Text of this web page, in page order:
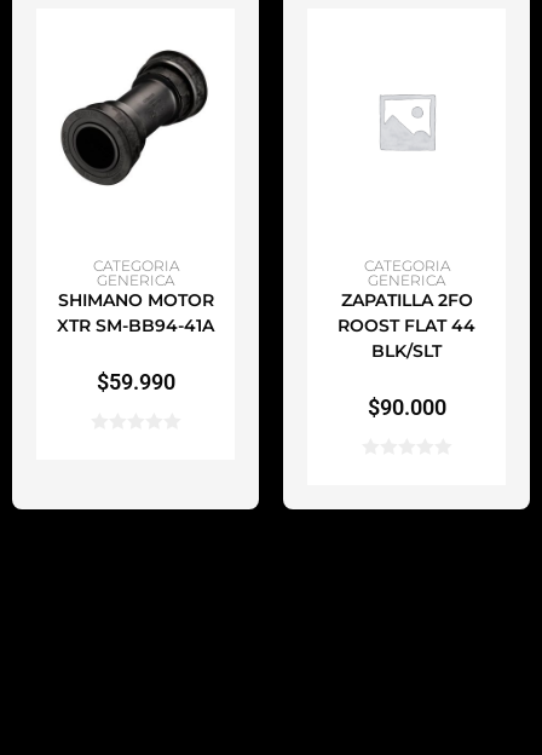
AÑADIR AL CARRITO
CATEGORIA
GENERICA
SHIMANO MOTOR
XTR SM-BB94-41A
$59.990
AÑADIR AL CARRITO
CATEGORIA
GENERICA
ZAPATILLA 2FO
ROOST FLAT 44
BLK/SLT
$90.000